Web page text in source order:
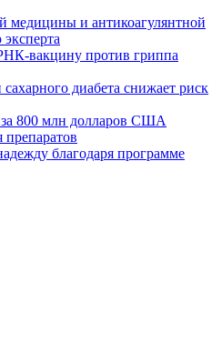
медицины и антикоагулянтной
против гриппа
диабета снижает риск
за 800 млн долларов США
благодаря программе